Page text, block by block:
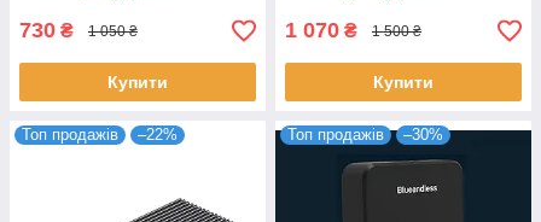
730 ₴ 1 050 ₴
Купити
1 070 ₴ 1 500 ₴
Купити
Топ продажів –22% Топ продажів –30%